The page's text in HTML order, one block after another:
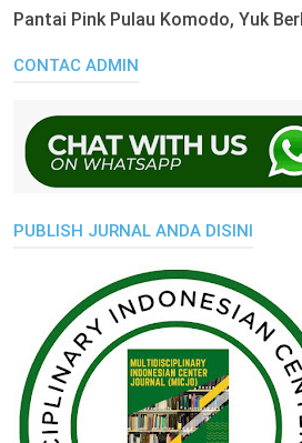
Pantai Pink Pulau Komodo, Yuk
CONTAC ADMIN
PUBLISH JURNAL ANDA DISINI